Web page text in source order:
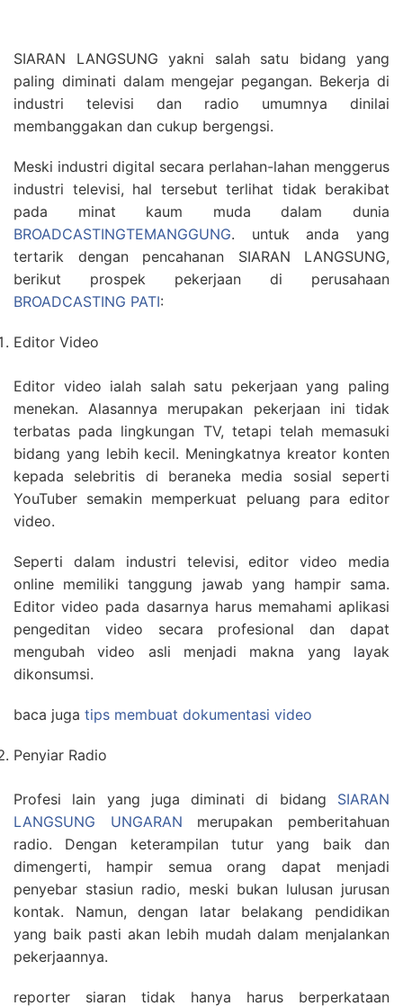
SIARAN LANGSUNG yakni salah satu bidang yang
paling diminati dalam mengejar pegangan. Bekerja di
industri televisi dan radio umumnya dinilai
membanggakan dan cukup bergengsi.
Meski industri digital secara perlahan-lahan menggerus
industri televisi, hal tersebut terlihat tidak berakibat
pada minat kaum muda dalam dunia
BROADCASTINGTEMANGGUNG. untuk anda yang
tertarik dengan pencahanan SIARAN LANGSUNG,
berikut prospek pekerjaan di perusahaan
BROADCASTING PATI:
Editor Video
Editor video ialah salah satu pekerjaan yang paling
menekan. Alasannya merupakan pekerjaan ini tidak
terbatas pada lingkungan TV, tetapi telah memasuki
bidang yang lebih kecil. Meningkatnya kreator konten
kepada selebritis di beraneka media sosial seperti
YouTuber semakin memperkuat peluang para editor
video.
Seperti dalam industri televisi, editor video media
online memiliki tanggung jawab yang hampir sama.
Editor video pada dasarnya harus memahami aplikasi
pengeditan video secara profesional dan dapat
mengubah video asli menjadi makna yang layak
dikonsumsi.
baca juga tips membuat dokumentasi video
Penyiar Radio
Profesi lain yang juga diminati di bidang SIARAN
LANGSUNG UNGARAN merupakan pemberitahuan
radio. Dengan keterampilan tutur yang baik dan
dimengerti, hampir semua orang dapat menjadi
penyebar stasiun radio, meski bukan lulusan jurusan
kontak. Namun, dengan latar belakang pendidikan
yang baik pasti akan lebih mudah dalam menjalankan
pekerjaannya.
reporter siaran tidak hanya harus berperkataan